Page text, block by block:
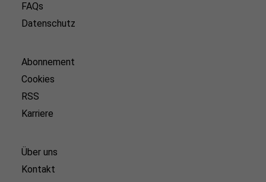
FAQs
Datenschutz
Abonnement
Cookies
RSS
Karriere
Über uns
Kontakt